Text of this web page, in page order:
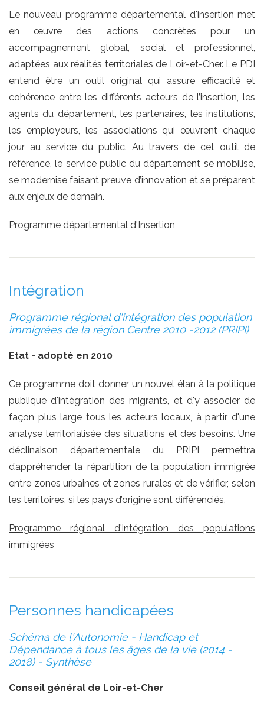
Le nouveau programme départemental d'insertion met
en œuvre des actions concrètes pour un
accompagnement global, social et professionnel,
adaptées aux réalités territoriales de Loir-et-Cher. Le PDI
entend être un outil original qui assure efficacité et
cohérence entre les différents acteurs de l’insertion, les
agents du département, les partenaires, les institutions,
les employeurs, les associations qui œuvrent chaque
jour au service du public. Au travers de cet outil de
référence, le service public du département se mobilise,
se modernise faisant preuve d’innovation et se préparent
aux enjeux de demain.
Programme départemental d'Insertion
Intégration
Programme régional d'intégration des population
immigrées de la région Centre 2010 -2012 (PRIPI)
Etat - adopté en 2010
Ce programme doit donner un nouvel élan à la politique
publique d'intégration des migrants, et d'y associer de
façon plus large tous les acteurs locaux, à partir d'une
analyse territorialisée des situations et des besoins. Une
déclinaison départementale du PRIPI permettra
d’appréhender la répartition de la population immigrée
entre zones urbaines et zones rurales et de vérifier, selon
les territoires, si les pays d’origine sont différenciés.
Programme régional d'intégration des populations
immigrées
Personnes handicapées
Schéma de l'Autonomie - Handicap et
Dépendance à tous les âges de la vie (2014 -
2018) - Synthèse
Conseil général de Loir-et-Cher